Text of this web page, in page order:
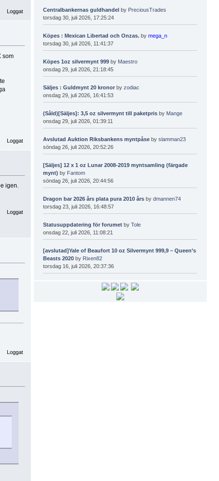
Loggat
som
Loggat
igen.
Loggat
Loggat
Centralbankernas guldhandel by PreciousTrades
torsdag 30, juli 2026, 17:25:24
Köpes : Mexican Libertad och Onzas. bymega_n
torsdag 30, juli 2026, 11:41:37
Köpes 1oz silvermynt 999 by Maestro
onsdag 29, juli 2026, 21:18:45
Säljes : Guldmynt 20 kronorbyzodiac
onsdag 29, juli 2026, 16:41:53
(Såld)[Säljes]: 3,5 oz silvermynt till paketpris by Mange
onsdag 29, juli 2026, 01:39:11
Avslutad Auktion Riksbankens myntpåse byslamman23
söndag 26, juli 2026, 20:52:26
[Säljes] 12 x 1 oz Lunar 2008-2019 myntsamling (färgade
mynt) by Fantom
söndag 26, juli 2026, 20:44:56
Dragon bar 2026 års plata pura 2010 års bydmannen74
torsdag 23, juli 2026, 16:48:57
Statusuppdatering för forumet byTole
onsdag 22, juli 2026, 11:08:21
[avslutad]Yale of Beaufort 10 oz Silvermynt 999,9 – Queen’s
Beasts 2020 by Rixen82
torsdag 16, juli 2026, 20:37:36